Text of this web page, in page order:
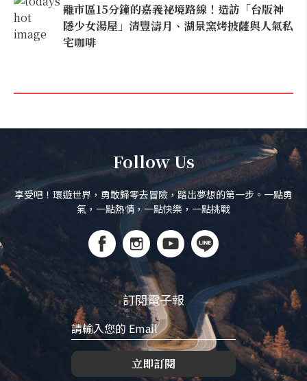
離市區15分鐘的嘉義祕境路線！造訪「台版神
隱少女湯屋」清豐濤月、湖景窯烤披薩與人氣私
宅咖啡
Follow Us
享受吧！環遊世界，勇敢歸零去冒險，踏出夢想的第一步。一點勇
氣，一點熱情，一點快樂，一點挑戰
訂閱電子報
立即訂閱